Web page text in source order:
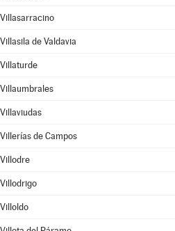
Villasarracino
Villasila de Valdavia
Villaturde
Villaumbrales
Villaviudas
Villerías de Campos
Villodre
Villodrigo
Villoldo